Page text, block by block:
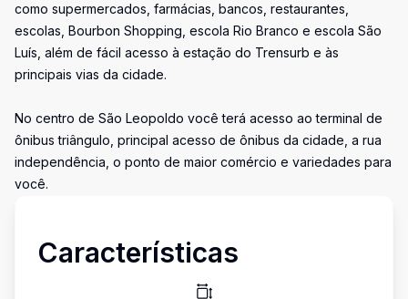
como supermercados, farmácias, bancos, restaurantes,
escolas, Bourbon Shopping, escola Rio Branco e escola São
Luís, além de fácil acesso à estação do Trensurb e às
principais vias da cidade.
No centro de São Leopoldo você terá acesso ao terminal de
ônibus triângulo, principal acesso de ônibus da cidade, a rua
independência, o ponto de maior comércio e variedades para
você.
Características